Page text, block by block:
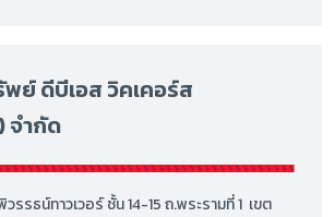
ย์ ดีบีเอส วิคเคอร์ส
จำกัด
รธน์ทาวเวอร์ ชั้น 14-15 ถ.พระรามที่ 1 เขต